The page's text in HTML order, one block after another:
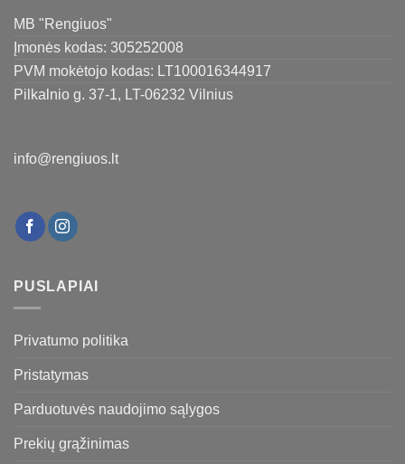
MB "Rengiuos"
Įmonės kodas: 305252008
PVM mokėtojo kodas: LT100016344917
Pilkalnio g. 37-1, LT-06232 Vilnius
info@rengiuos.lt
PUSLAPIAI
Privatumo politika
Pristatymas
Parduotuvės naudojimo sąlygos
Prekių grąžinimas